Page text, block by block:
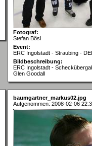
Fotograf:
Stefan Bösl
Event:
ERC Ingolstadt - Straubing -
Bildbeschreibung:
ERC Ingolstadt -
Glen Goodall
baumgartner_markus02.jpg
Aufgenommen: 2008-02-06